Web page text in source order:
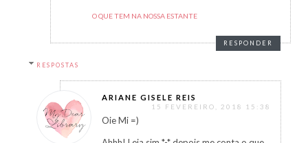
O QUE TEM NA NOSSA ESTANTE
RESPONDER
RESPOSTAS
ARIANE GISELE REIS
15 FEVEREIRO, 2018 15:38
Oie Mi =)